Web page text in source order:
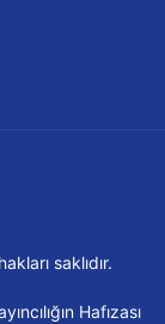
saklıdır.
Hafızası